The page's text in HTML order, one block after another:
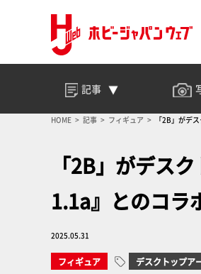
記事
HOME 記事 フィギュア 「2B」がデ
「2B」がデス
1.1a』とのコラ
2025.05.31
フィギュア デスクトップア